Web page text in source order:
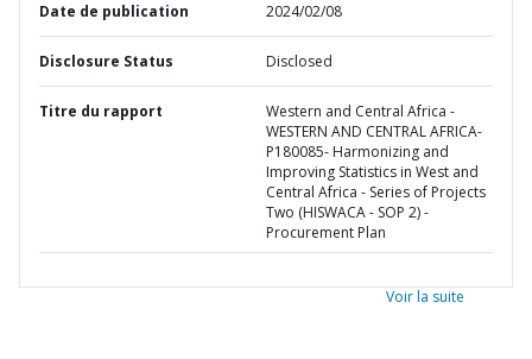
Date de publication 2024/02/08
Disclosure Status Disclosed
Titre du rapport
Western and Central Africa -
WESTERN AND CENTRAL AFRICA-
P180085- Harmonizing and
Improving Statistics in West and
Central Africa - Series of Projects
Two (HISWACA - SOP 2) -
Procurement Plan
Voir la suite